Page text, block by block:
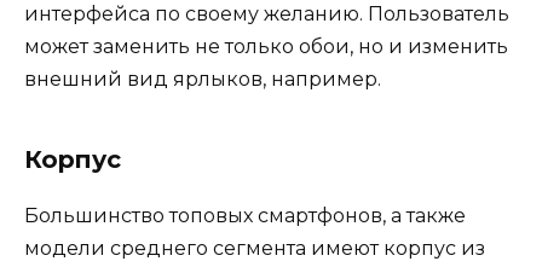
интерфейса по своему желанию. Пользователь
может заменить не только обои, но и изменить
внешний вид ярлыков, например.
Корпус
Большинство топовых смартфонов, а также
модели среднего сегмента имеют корпус из